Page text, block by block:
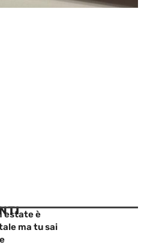
estate è
ma tu sai